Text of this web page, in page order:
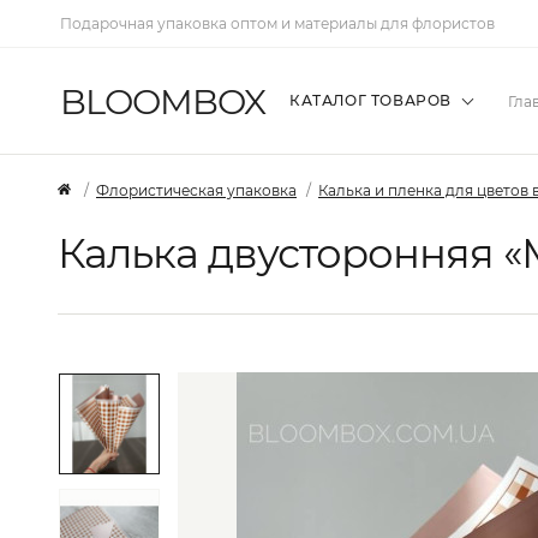
Подарочная упаковка оптом и материалы для флористов
BLOOMBOX КАТАЛОГ ТОВАРОВ
Флористическая упаковка Калька и пленка для цветов
Калька двусторонняя